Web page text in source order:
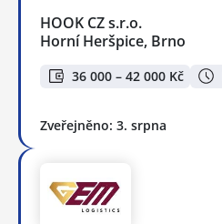
HOOK CZ s.r.o.
Horní Heršpice, Brno
36 000 – 42 000 Kč
Zveřejněno: 3. srpna